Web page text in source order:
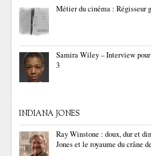
Métier du cinéma : Régisseur
Samira Wiley – Interview
3
INDIANA JONES
Ray Winstone : doux, dur et
Jones et le royaume du crâne